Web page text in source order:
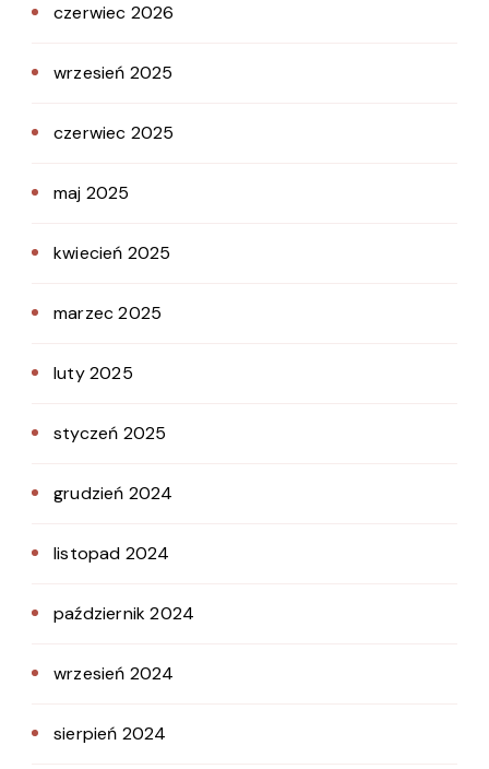
czerwiec 2026
wrzesień 2025
czerwiec 2025
maj 2025
kwiecień 2025
marzec 2025
luty 2025
styczeń 2025
grudzień 2024
listopad 2024
październik 2024
wrzesień 2024
sierpień 2024